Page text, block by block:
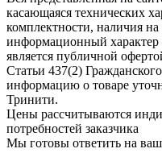
касающаяся технических
комплектности, наличия
информационный
является публичной
Статьи 437(2)
информацию о товаре
Тринити.
Цены рассчитываются
потребностей заказчика
Мы готовы ответить на